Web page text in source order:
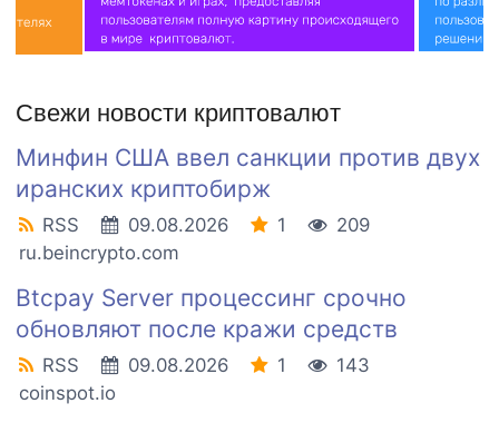
Свежи новости криптовалют
Минфин США ввел санкции против двух
иранских криптобирж
RSS 09.08.2026 1
209
ru.beincrypto.com
Btcpay Server процессинг срочно
обновляют после кражи средств
RSS 09.08.2026 1
143
coinspot.io